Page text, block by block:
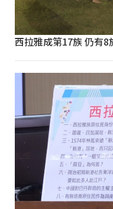
西拉雅成第17族 仍有